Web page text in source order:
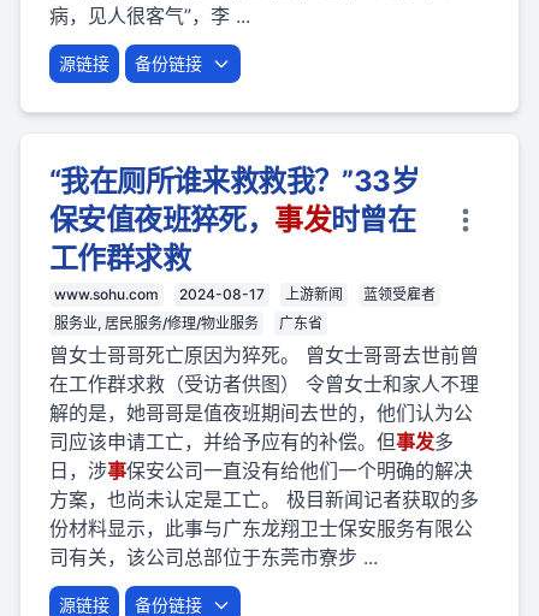
病，见人很客气”，李 ...
源链接 备份链接
“我在厕所谁来救救我？”33岁
保安值夜班猝死， 事发时曾在
工作群求救
www.sohu.com 2024-08-17 上游新闻
蓝领受雇者
服务业, 居民服务/修理/物业服务
广东省
曾女士哥哥死亡原因为猝死。 曾女士哥哥去世前曾
在工作群求救（受访者供图） 令曾女士和家人不理
解的是，她哥哥是值夜班期间去世的，他们认为公
司应该申请工亡，并给予应有的补偿。但事发多
日，涉事保安公司一直没有给他们一个明确的解决
方案，也尚未认定是工亡。 极目新闻记者获取的多
份材料显示，此事与广东龙翔卫士保安服务有限公
司有关，该公司总部位于东莞市寮步 ...
源链接 备份链接